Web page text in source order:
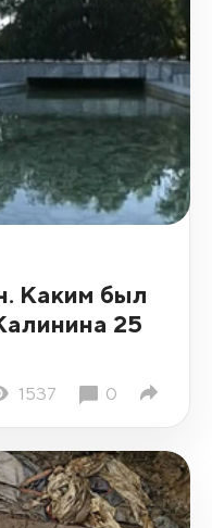
Каким был
25
1537 0